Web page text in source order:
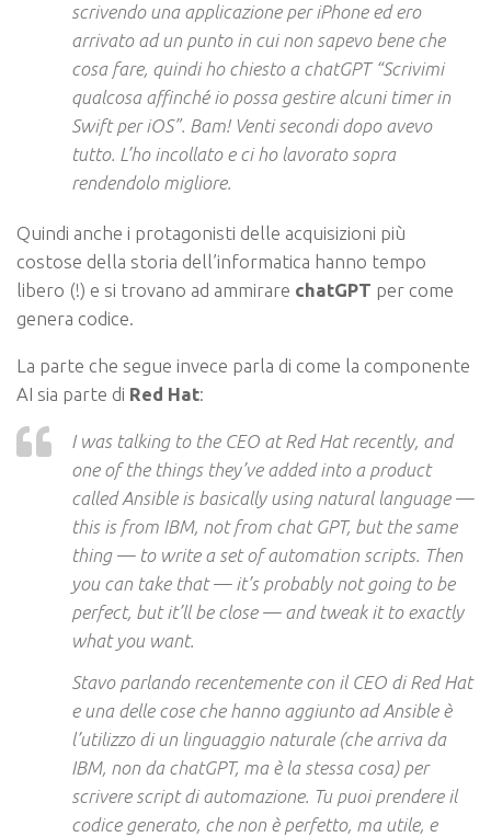
scrivendo una applicazione per iPhone ed ero
arrivato ad un punto in cui non sapevo bene che
cosa fare, quindi ho chiesto a chatGPT “Scrivimi
qualcosa affinché io possa gestire alcuni timer in
Swift per iOS”. Bam! Venti secondi dopo avevo
tutto. L’ho incollato e ci ho lavorato sopra
rendendolo migliore.
Quindi anche i protagonisti delle acquisizioni più
costose della storia dell’informatica hanno tempo
libero (!) e si trovano ad ammirare chatGPT per come
genera codice.
La parte che segue invece parla di come la componente
AI sia parte di Red Hat:
I was talking to the CEO at Red Hat recently, and
one of the things they’ve added into a product
called Ansible is basically using natural language —
this is from IBM, not from chat GPT, but the same
thing — to write a set of automation scripts. Then
you can take that — it’s probably not going to be
perfect, but it’ll be close — and tweak it to exactly
what you want.
Stavo parlando recentemente con il CEO di Red Hat
e una delle cose che hanno aggiunto ad Ansible è
l’utilizzo di un linguaggio naturale (che arriva da
IBM, non da chatGPT, ma è la stessa cosa) per
scrivere script di automazione. Tu puoi prendere il
codice generato, che non è perfetto, ma utile, e